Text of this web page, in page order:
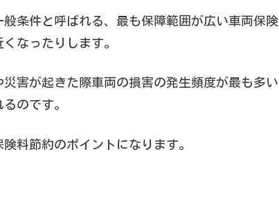
条件と呼ばれる、最も保障範囲が広い車両保険
なったりします。
害が起きた際車両の損害の発生頻度が最も多い
のです。
料節約のポイントになります。